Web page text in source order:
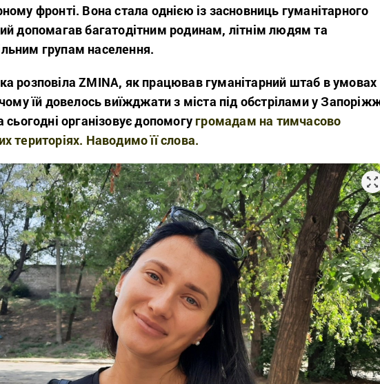
фронті. Вона стала однією із засновниць гуманітарного
допомагав багатодітним родинам, літнім людям та
групам населення.
розповіла ZMINA, як працював гуманітарний штаб в умовах
їй довелось виїжджати з міста під обстрілами у
сьогодні організовує допомогу громадам на тимчасово
територіях. Наводимо її слова.